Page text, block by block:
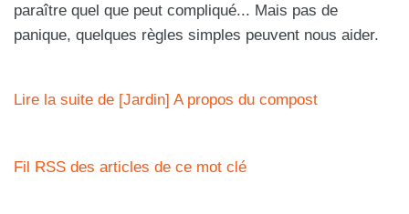
paraître quel que peut compliqué... Mais pas de
panique, quelques règles simples peuvent nous aider.
Lire la suite de [Jardin] A propos du compost
Fil RSS des articles de ce mot clé